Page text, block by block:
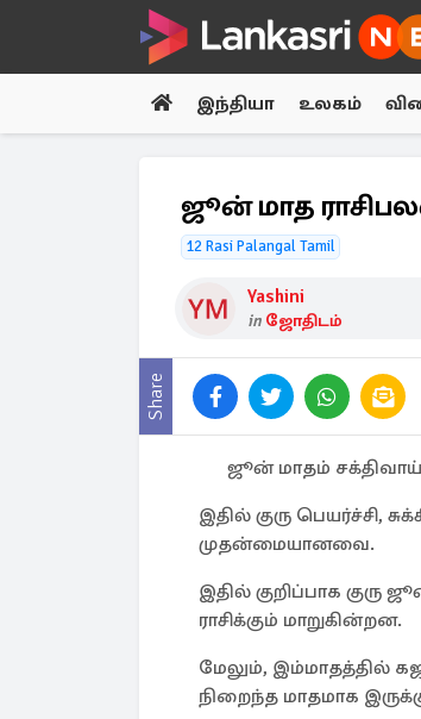
இந்தியா உலகம்
ஜூன் மாத
12 Rasi Palangal Tamil
Yashini
in ஜோதிடம்
Share
ஜூன் மாதம்
இதில் குரு பெயர்ச்சி,
முதன்மையானவை.
இதில் குறிப்பாக குரு
ராசிக்கும் மாறுகின்றன.
மேலும், இம்மாதத்தில்
நிறைந்த மாதமாக